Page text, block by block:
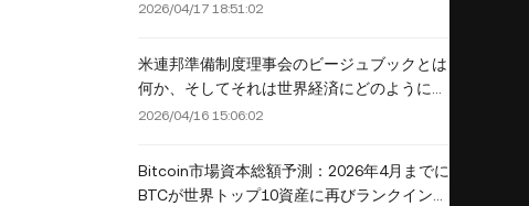
2026/04/17 18:51:02
米連邦準備制度理事会のビージュブックとは
何か、そしてそれは世界経済にどのように影
響を与えるか？
2026/04/16 15:06:02
Bitcoin市場資本総額予測：2026年4月までに
BTCが世界トップ10資産に再びランクインす